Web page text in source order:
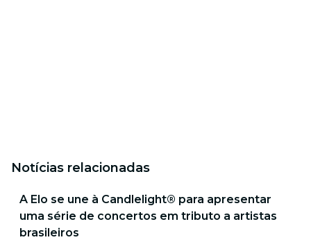
Notícias relacionadas
A Elo se une à Candlelight® para apresentar
uma série de concertos em tributo a artistas
brasileiros